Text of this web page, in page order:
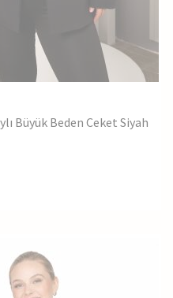
Büyük Beden Ceket Siyah